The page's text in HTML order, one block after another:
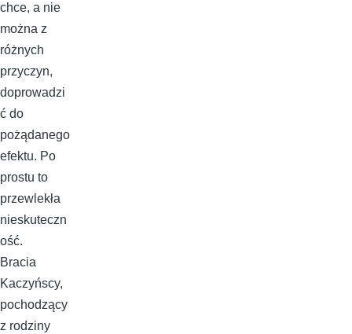
chce, a nie
można z
różnych
przyczyn,
doprowadzi
ć do
pożądanego
efektu. Po
prostu to
przewlekła
nieskuteczn
ość.
Bracia
Kaczyńscy,
pochodzący
z rodziny